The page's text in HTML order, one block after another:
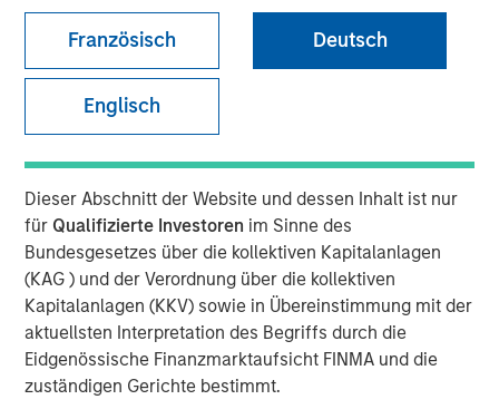
Französisch Deutsch
Englisch
Dieser Abschnitt der Website und dessen Inhalt ist nur
für Qualifizierte Investoren im Sinne des
Bundesgesetzes über die kollektiven Kapitalanlagen
(KAG ) und der Verordnung über die kollektiven
Kapitalanlagen (KKV) sowie in Übereinstimmung mit der
aktuellsten Interpretation des Begriffs durch die
Eidgenössische Finanzmarktaufsicht FINMA und die
zuständigen Gerichte bestimmt.
Managing Director
curing blood cancers at significantly higher rates
than previous therapies, issues such as high costs,
complexity of treatment, and potential life
threatening side effects have limited their use.
Next generation CAR-T cell therapy made using
pluripotent stem cells seeks to maintain first
generation CAR-T cell therapy’s efficacy while